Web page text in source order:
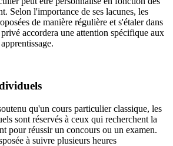
Selon l'importance de ses lacunes, les
de manière régulière et s'étaler dans
accordera une attention spécifique aux
qu'un cours particulier classique, les
sont réservés à ceux qui recherchent la
pour réussir un concours ou un examen.
à suivre plusieurs heures